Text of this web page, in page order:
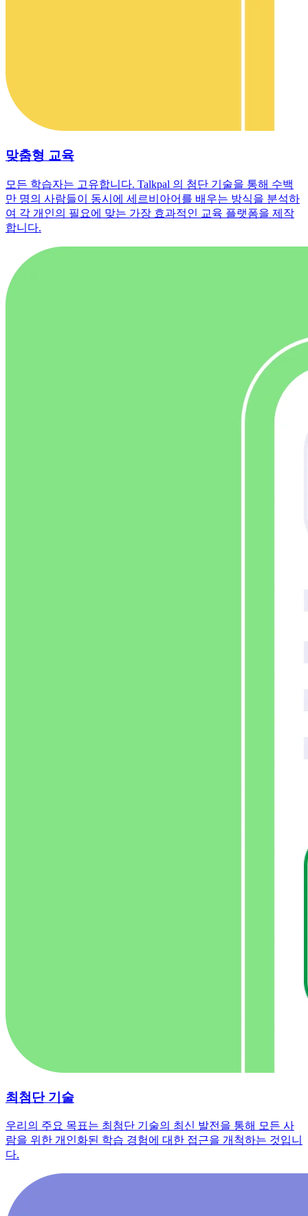
맞춤형 교육
모든 학습자는 고유합니다. Talkpal 의 첨단 기술을 통해 수백
만 명의 사람들이 동시에 세르비아어를 배우는 방식을 분석하
여 각 개인의 필요에 맞는 가장 효과적인 교육 플랫폼을 제작
합니다.
최첨단 기술
우리의 주요 목표는 최첨단 기술의 최신 발전을 통해 모든 사
람을 위한 개인화된 학습 경험에 대한 접근을 개척하는 것입니
다.